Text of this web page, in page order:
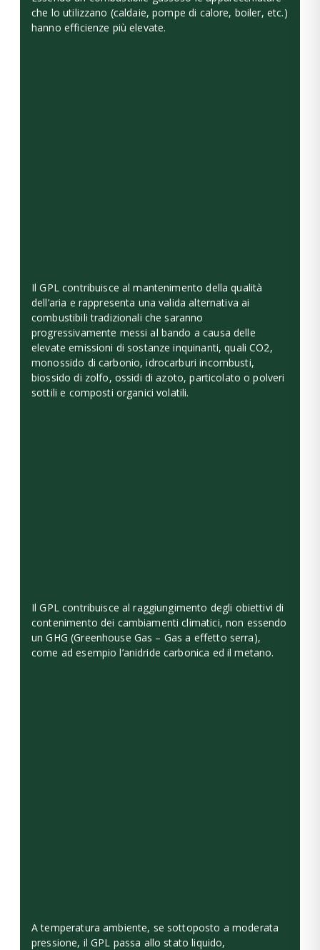
che lo utilizzano (caldaie, pompe di calore, boiler, etc.)
hanno efficienze più elevate.
Il GPL contribuisce al mantenimento della qualità
dell’aria e rappresenta una valida alternativa ai
combustibili tradizionali che saranno
progressivamente messi al bando a causa delle
elevate emissioni di sostanze inquinanti, quali CO2,
monossido di carbonio, idrocarburi incombusti,
biossido di zolfo, ossidi di azoto, particolato o polveri
sottili e composti organici volatili.
Il GPL contribuisce al raggiungimento degli obiettivi di
contenimento dei cambiamenti climatici, non essendo
un GHG (Greenhouse Gas – Gas a effetto serra),
come ad esempio l’anidride carbonica ed il metano.
A temperatura ambiente, se sottoposto a moderata
pressione, il GPL passa allo stato liquido,